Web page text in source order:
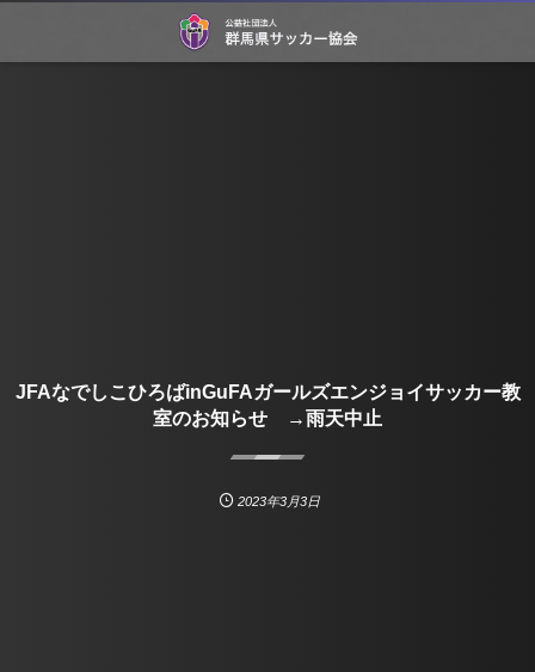
JFAなでしこひろばinGuFAガールズエンジョイサッカー教
室のお知らせ →雨天中止
2023年3月3日